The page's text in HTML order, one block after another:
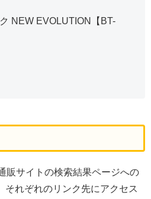
NEW EVOLUTION【BT-
販サイトの検索結果ページへの
それぞれのリンク先にアクセス